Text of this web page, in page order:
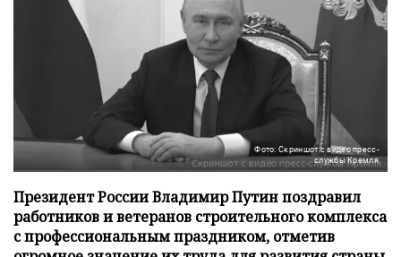
Фото: Скриншот с видео пресс-
службы Кремля
Президент России Владимир Путин поздравил
работников и ветеранов строительного комплекса
с профессиональным праздником, отметив